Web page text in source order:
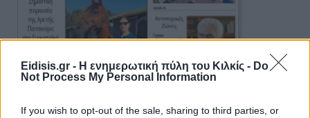
Eidisis.gr - Η ενημερωτική πύλη του Κιλκίς - Do
Not Process My Personal Information
If you wish to opt-out of the sale, sharing to third parties, or